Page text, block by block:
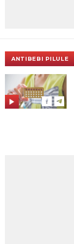
ANTIBEBI PILULE